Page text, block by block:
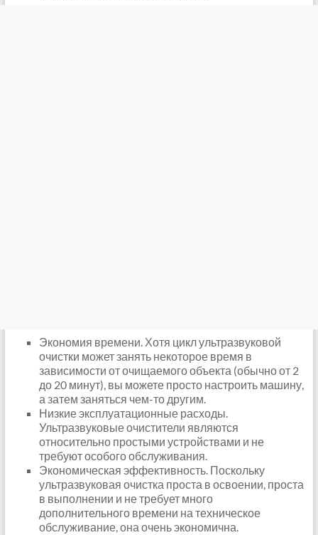
Экономия времени. Хотя цикл ультразвуковой
очистки может занять некоторое время в
зависимости от очищаемого объекта (обычно от 2
до 20 минут), вы можете просто настроить машину,
а затем заняться чем-то другим.
Низкие эксплуатационные расходы.
Ультразвуковые очистители являются
относительно простыми устройствами и не
требуют особого обслуживания.
Экономическая эффективность. Поскольку
ультразвуковая очистка проста в освоении, проста
в выполнении и не требует много
дополнительного времени на техническое
обслуживание, она очень экономична.